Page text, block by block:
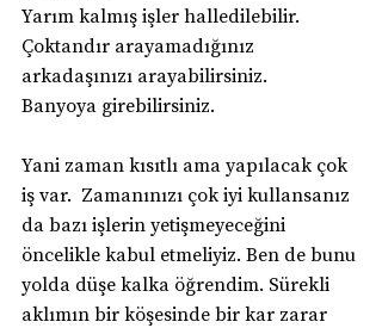
Yarım kalmış işler halledilebilir.
Çoktandır arayamadığınız
arkadaşınızı arayabilirsiniz.
Banyoya girebilirsiniz.
Yani zaman kısıtlı ama yapılacak çok
iş var.  Zamanınızı çok iyi kullansanız
da bazı işlerin yetişmeyeceğini
öncelikle kabul etmeliyiz. Ben de bunu
yolda düşe kalka öğrendim. Sürekli
aklımın bir köşesinde bir kar zarar